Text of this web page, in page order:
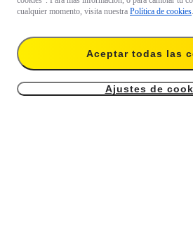
cualquier momento, visita nuestra Política de cookies.
Aceptar todas las
Ajustes de